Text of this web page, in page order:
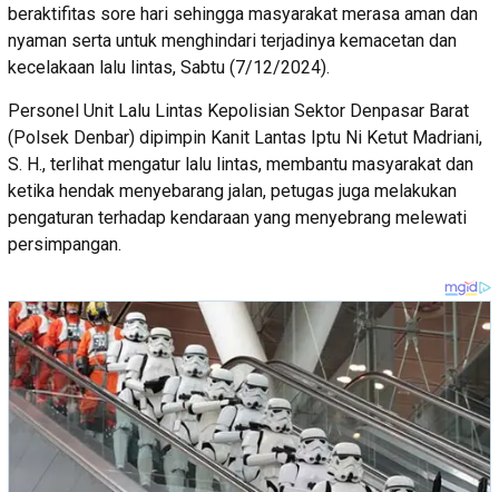
beraktifitas sore hari sehingga masyarakat merasa aman dan
nyaman serta untuk menghindari terjadinya kemacetan dan
kecelakaan lalu lintas, Sabtu (7/12/2024).
Personel Unit Lalu Lintas Kepolisian Sektor Denpasar Barat
(Polsek Denbar) dipimpin Kanit Lantas Iptu Ni Ketut Madriani,
S. H., terlihat mengatur lalu lintas, membantu masyarakat dan
ketika hendak menyebarang jalan, petugas juga melakukan
pengaturan terhadap kendaraan yang menyebrang melewati
persimpangan.